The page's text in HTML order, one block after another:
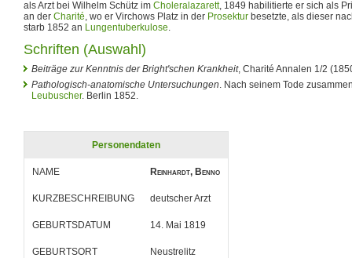
als Arzt bei Wilhelm Schütz im Choleralazarett, 1849 habilitierte er sich als
an der Charité, wo er Virchows Platz in der Prosektur besetzte, als dieser
starb 1852 an Lungentuberkulose.
Schriften (Auswahl)
Beiträge zur Kenntnis der Bright'schen Krankheit, Charité Annalen 1/2
Pathologisch-anatomische Untersuchungen. Nach seinem Tode
Leubuscher. Berlin 1852.
Personendaten
NAME Reinhardt, Benno
KURZBESCHREIBUNG deutscher Arzt
GEBURTSDATUM 14. Mai 1819
GEBURTSORT Neustrelitz